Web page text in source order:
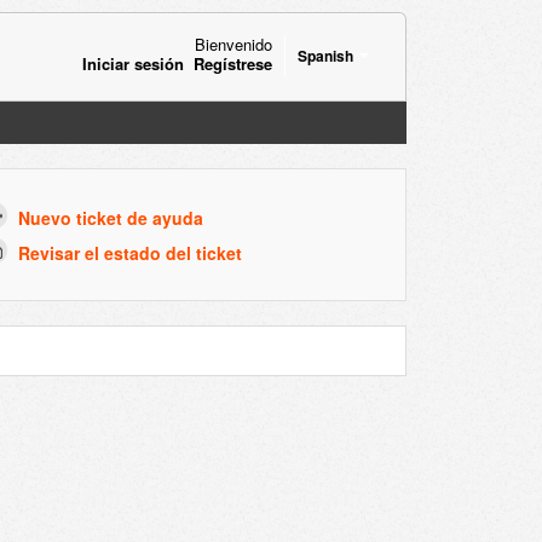
Spanish
Bienvenido
Iniciar sesión Regístrese
Nuevo ticket de ayuda
Revisar el estado del ticket